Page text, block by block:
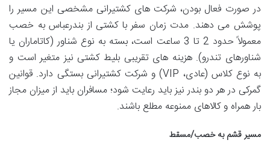
در صورت فعال بودن، شرکت های کشتیرانی مشخصی این مسیر را
پوشش می دهند. مدت زمان سفر با کشتی از بندرعباس به خصب
معمولاً حدود 2 تا 3 ساعت است، بسته به نوع شناور (کاتاماران یا
شناورهای تندرو). هزینه های تقریبی بلیط کشتی نیز متغیر است و
به نوع کلاس (عادی، VIP) و شرکت کشتیرانی بستگی دارد. قوانین
گمرکی در هر دو بندر نیز باید رعایت شود؛ مسافران باید از میزان مجاز
بار همراه و کالاهای ممنوعه مطلع باشند.
مسیر قشم به خصب/مسقط